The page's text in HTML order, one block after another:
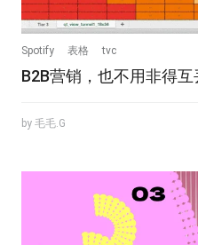
Spotify 表格 tvc
B2B营销，也不用非得
by 毛毛.G